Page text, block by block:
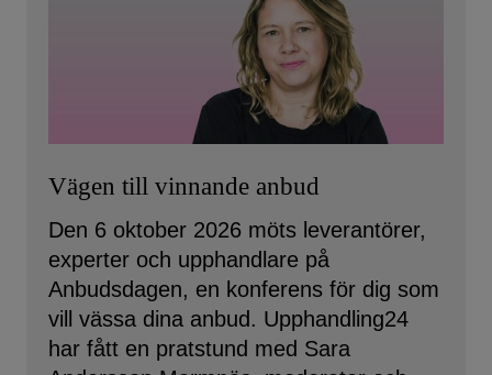
Vägen till vinnande anbud
Den 6 oktober 2026 möts leverantörer,
experter och upphandlare på
Anbudsdagen, en konferens för dig som
vill vässa dina anbud. Upphandling24
har fått en pratstund med Sara